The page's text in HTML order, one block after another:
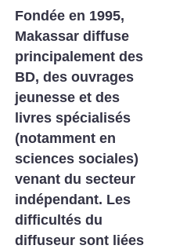
Fondée en 1995,
Makassar diffuse
principalement des
BD, des ouvrages
jeunesse et des
livres spécialisés
(notamment en
sciences sociales)
venant du secteur
indépendant. Les
difficultés du
diffuseur sont liées